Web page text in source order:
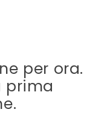
per ora.
prima